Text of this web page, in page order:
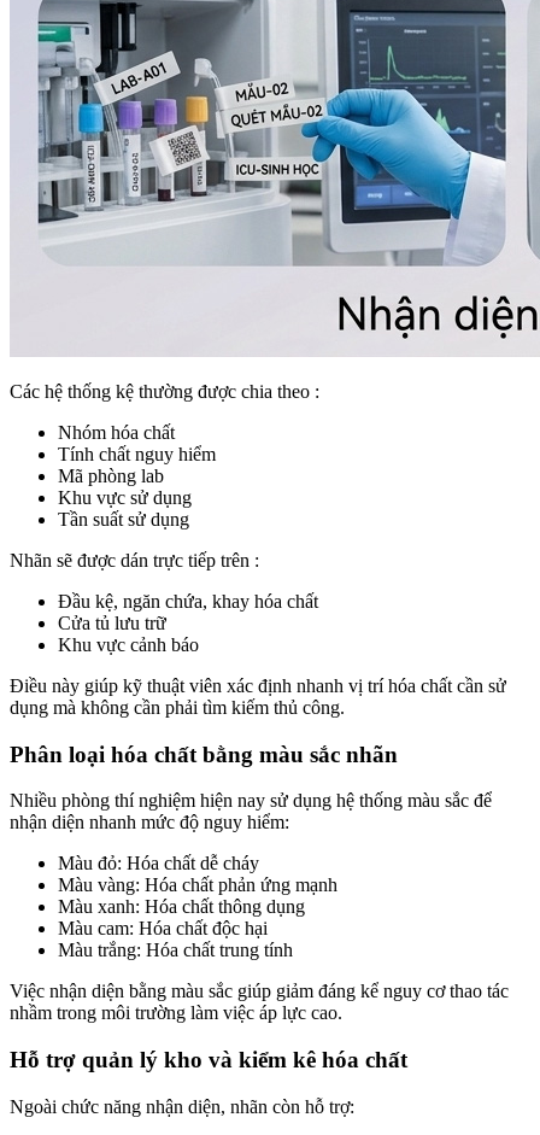
Các hệ thống kệ thường được chia theo :
Nhóm hóa chất
Tính chất nguy hiểm
Mã phòng lab
Khu vực sử dụng
Tần suất sử dụng
Nhãn sẽ được dán trực tiếp trên :
Đầu kệ, ngăn chứa, khay hóa chất
Cửa tủ lưu trữ
Khu vực cảnh báo
Điều này giúp kỹ thuật viên xác định nhanh vị trí hóa chất cần sử
dụng mà không cần phải tìm kiếm thủ công.
Phân loại hóa chất bằng màu sắc nhãn
Nhiều phòng thí nghiệm hiện nay sử dụng hệ thống màu sắc để
nhận diện nhanh mức độ nguy hiểm:
Màu đỏ: Hóa chất dễ cháy
Màu vàng: Hóa chất phản ứng mạnh
Màu xanh: Hóa chất thông dụng
Màu cam: Hóa chất độc hại
Màu trắng: Hóa chất trung tính
Việc nhận diện bằng màu sắc giúp giảm đáng kể nguy cơ thao tác
nhầm trong môi trường làm việc áp lực cao.
Hỗ trợ quản lý kho và kiểm kê hóa chất
Ngoài chức năng nhận diện, nhãn còn hỗ trợ: